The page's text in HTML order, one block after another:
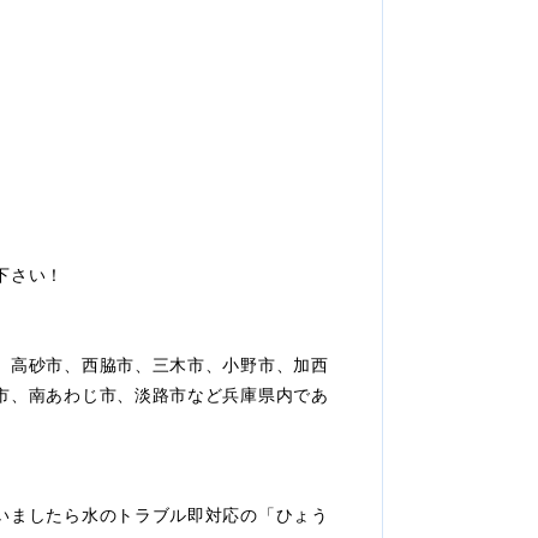
い！
砂市、西脇市、三木市、小野市、加西
南あわじ市、淡路市など兵庫県内であ
したら水のトラブル即対応の「ひょう